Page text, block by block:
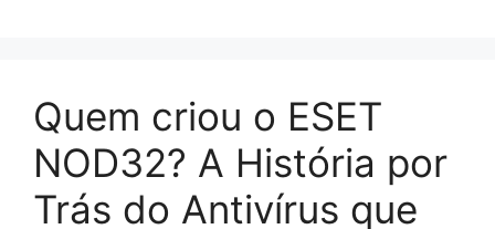
Quem criou o ESET
NOD32? A História por
Trás do Antivírus que